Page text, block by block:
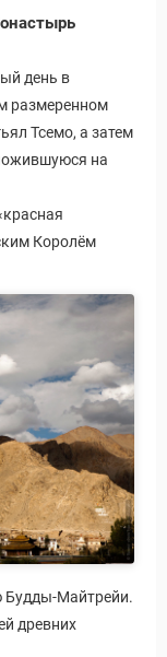
день в
размеренном
Тсемо, а затем
на
Королём
Будды-Майтрейи.
древних